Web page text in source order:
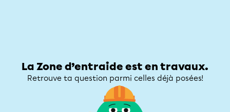
La Zone d’entraide est en travaux.
Retrouve ta question parmi celles déjà posées!